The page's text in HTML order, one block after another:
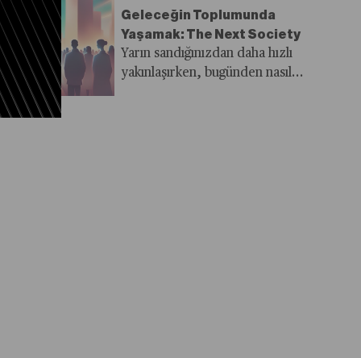
dönüştürmeleri gerekiyor
Geleceğin Toplumunda
Yaşamak: The Next Society
Yarın sandığınızdan daha hızlı
yakınlaşırken, bugünden nasıl